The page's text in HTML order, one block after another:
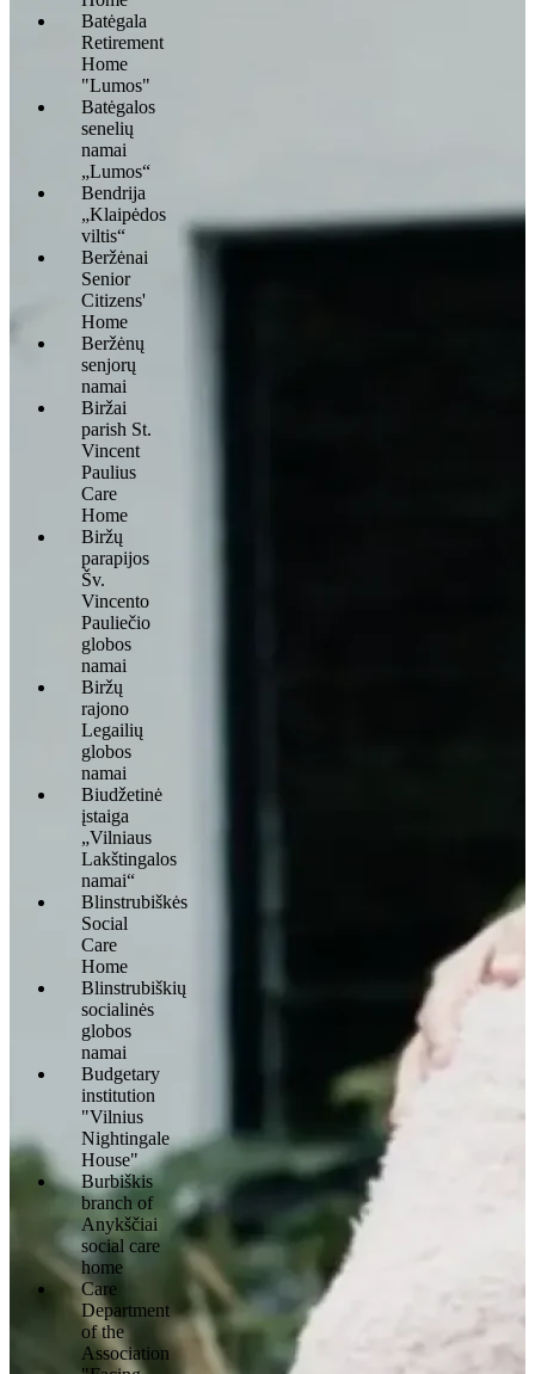
Batėgala
Retirement
Home
"Lumos"
Batėgalos
senelių
namai
„Lumos“
Bendrija
„Klaipėdos
viltis“
Beržėnai
Senior
Citizens'
Home
Beržėnų
senjorų
namai
Biržai
parish St.
Vincent
Paulius
Care
Home
Biržų
parapijos
Šv.
Vincento
Pauliečio
globos
namai
Biržų
rajono
Legailių
globos
namai
Biudžetinė
įstaiga
„Vilniaus
Lakštingalos
namai“
Blinstrubiškės
Social
Care
Home
Blinstrubiškių
socialinės
globos
namai
Budgetary
institution
"Vilnius
Nightingale
House"
Burbiškis
branch of
Anykščiai
social care
home
Care
Department
of the
Association